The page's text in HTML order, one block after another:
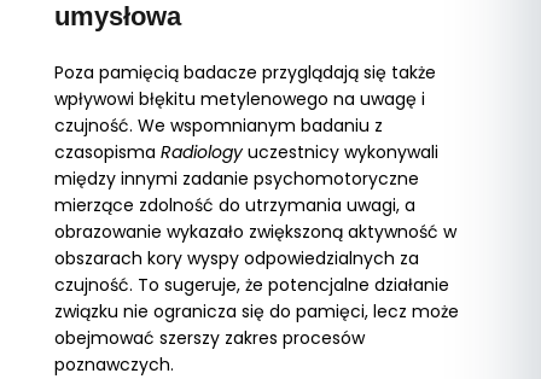
umysłowa
Poza pamięcią badacze przyglądają się także
wpływowi błękitu metylenowego na uwagę i
czujność. We wspomnianym badaniu z
czasopisma Radiologyuczestnicy wykonywali
między innymi zadanie psychomotoryczne
mierzące zdolność do utrzymania uwagi, a
obrazowanie wykazało zwiększoną aktywność w
obszarach kory wyspy odpowiedzialnych za
czujność. To sugeruje, że potencjalne działanie
związku nie ogranicza się do pamięci, lecz może
obejmować szerszy zakres procesów
poznawczych.